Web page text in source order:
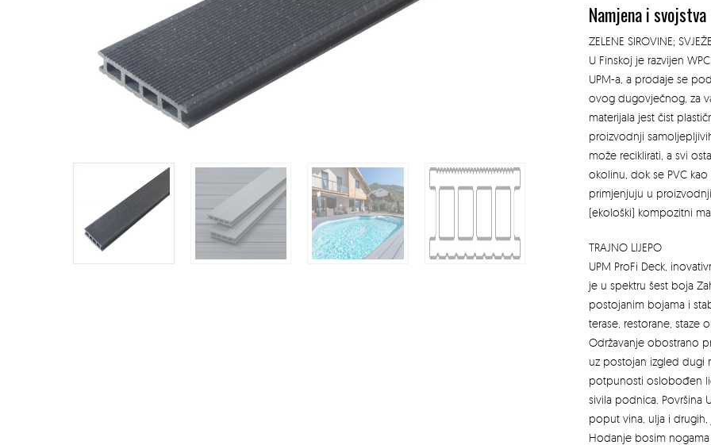
Namjena i svojstva
ZELENE SIROVINE;
U Finskoj je razvijen
UPM-a, a prodaje se
ovog dugovječnog, za
materijala jest čist
proizvodnji
može reciklirati, a svi
okolinu, dok se PVC
primjenjuju u
(ekološki) kompozitni
TRAJNO LIJEPO
UPM ProFi Deck,
je u spektru šest boja
postojanim bojama i
terase, restorane, staze
Održavanje obostrano
uz postojan izgled dugi
potpunosti oslobođen
sivila podnica. Površina
poput vina, ulja i
Hodanje bosim